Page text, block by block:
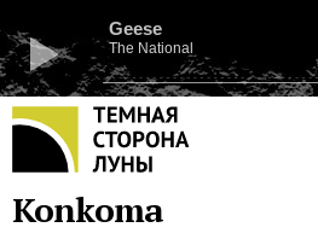
Geese
The National
Konkoma